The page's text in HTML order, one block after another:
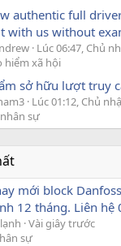
authentic full
with us without
Lúc 06:47, Chủ
hiểm xã hội
sở hữu lượt truy
Lúc 01:12, Chủ
sự
mới block
12 tháng. Liên hệ
Vài giây trước
sự